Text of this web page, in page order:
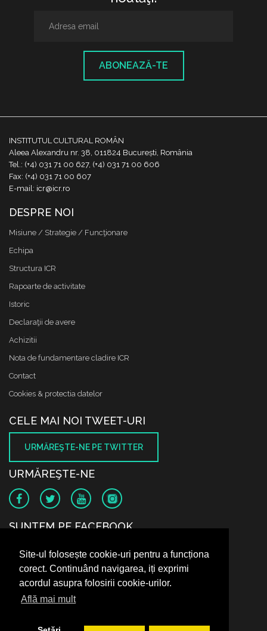
Site-ul folosește cookie-uri pentru a funcționa
corect. Continuând navigarea, iți exprimi
acordul asupra folosirii cookie-urilor.
Află mai mult
ABONEAZĂ-TE
INSTITUTUL CULTURAL ROMÂN
Aleea Alexandru nr. 38, 011824 București, România
Tel.: (+4) 031 71 00 627, (+4) 031 71 00 606
Fax: (+4) 031 71 00 607
E-mail: icr@icr.ro
DESPRE NOI
Misiune / Strategie / Funcţionare
Echipa
Structura ICR
Rapoarte de activitate
Istoric
Declaraţii de avere
Achizitii
Nota de fundamentare cladire ICR
Contact
Cookies & protectia datelor
CELE MAI NOI TWEET-URI
URMĂREŞTE-NE PE TWITTER
URMĂREŞTE-NE
SUNTEM PE FACEBOOK